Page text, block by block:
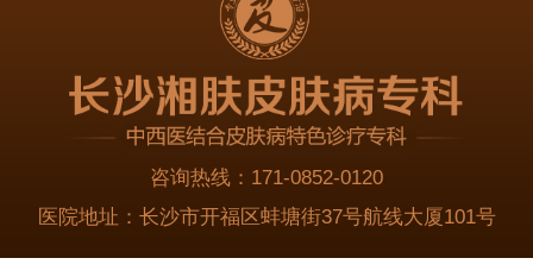
咨询热线： 171-0852-0120
医院地址： 长沙市开福区蚌塘街37号航线大厦101号